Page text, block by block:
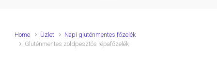
Home Üzlet
Napi gluténmentes főzelék
Gluténmentes zöldpesztós répafőzelék